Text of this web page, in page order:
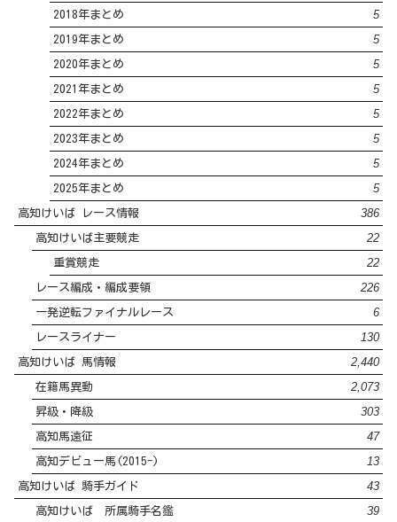
2018年まとめ 5
2019年まとめ 5
2020年まとめ 5
2021年まとめ 5
2022年まとめ 5
2023年まとめ 5
2024年まとめ 5
2025年まとめ 5
高知けいば レース情報 386
高知けいば主要競走 22
重賞競走 22
レース編成・編成要領 226
一発逆転ファイナルレース 6
レースライナー 130
高知けいば 馬情報 2,440
在籍馬異動 2,073
昇級・降級 303
高知馬遠征 47
高知デビュー馬(2015-) 13
高知けいば 騎手ガイド 43
高知けいば 所属騎手名鑑 39